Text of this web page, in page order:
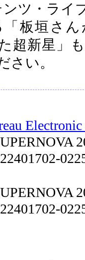
ツ・ライ
板垣さ
超新星」
さい。
Electronic